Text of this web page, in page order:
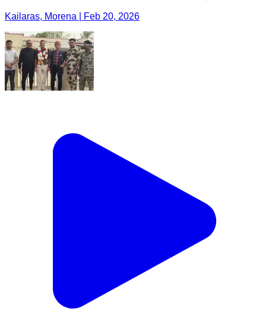
Kailaras, Morena | Feb 20, 2026